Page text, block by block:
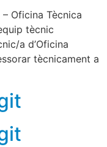
Oficina Tècnica
tècnic
a d’Oficina
tècnicament a